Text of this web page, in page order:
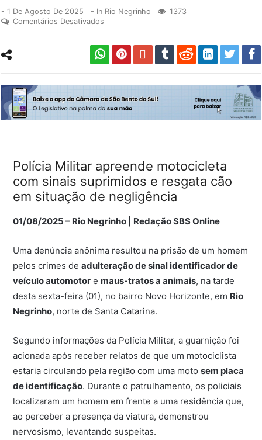
-1 De Agosto De 2025 - In Rio Negrinho
1373
Comentários Desativados
Polícia Militar apreende motocicleta
com sinais suprimidos e resgata cão
em situação de negligência
01/08/2025 – Rio Negrinho | Redação SBS Online
Uma denúncia anônima resultou na prisão de um homem
pelos crimes deadulteração de sinal identificador de
veículo automotor e maus-tratos a animais, na tarde
desta sexta-feira (01), no bairro Novo Horizonte, em Rio
Negrinho, norte de Santa Catarina.
Segundo informações da Polícia Militar, a guarnição foi
acionada após receber relatos de que um motociclista
estaria circulando pela região com uma motosem placa
de identificação. Durante o patrulhamento, os policiais
localizaram um homem em frente a uma residência que,
ao perceber a presença da viatura, demonstrou
nervosismo, levantando suspeitas.